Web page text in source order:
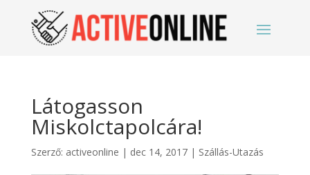
Látogasson
Miskolctapolcára!
Szerző: activeonline | dec 14, 2017| Szállás-Utazás